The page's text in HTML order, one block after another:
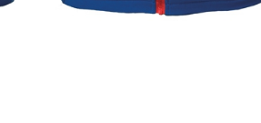
Полукомбинезоны не утепленные